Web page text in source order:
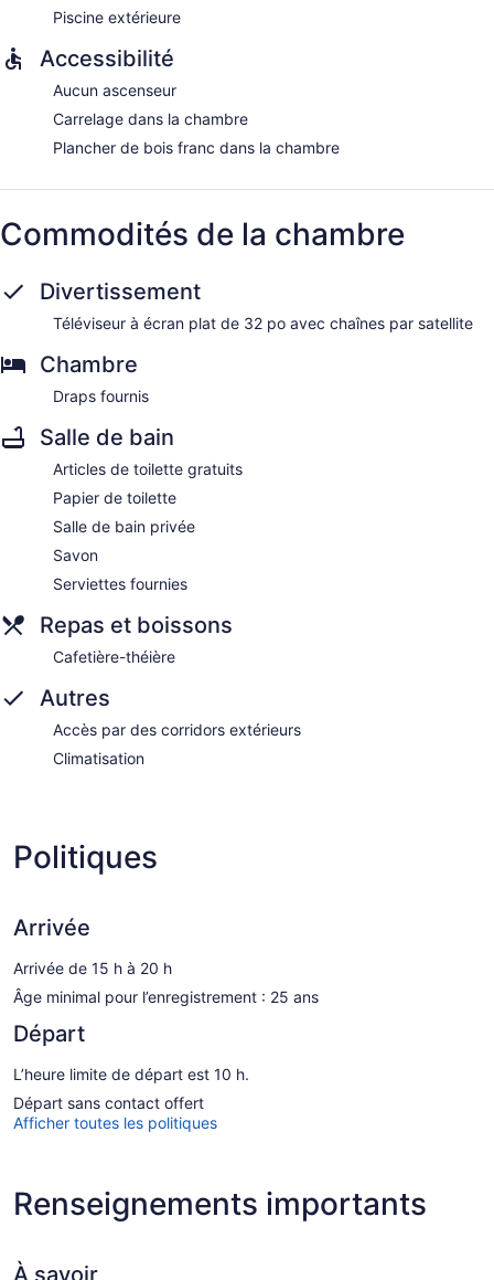
Piscine extérieure
Accessibilité
Aucun ascenseur
Carrelage dans la chambre
Plancher de bois franc dans la chambre
Commodités de la chambre
Divertissement
Téléviseur à écran plat de 32 po avec chaînes par satellite
Chambre
Draps fournis
Salle de bain
Articles de toilette gratuits
Papier de toilette
Salle de bain privée
Savon
Serviettes fournies
Repas et boissons
Cafetière-théière
Autres
Accès par des corridors extérieurs
Climatisation
Politiques
Arrivée
Arrivée de 15 h à 20 h
Âge minimal pour l’enregistrement : 25 ans
Départ
L’heure limite de départ est 10 h.
Départ sans contact offert
Afficher toutes les politiques
Renseignements importants
À savoir